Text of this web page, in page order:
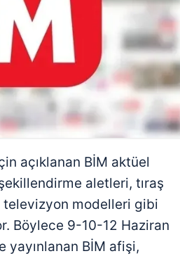
açıklanan BİM aktüel
aletleri, tıraş
modelleri gibi
Böylece 9-10-12 Haziran
BİM afişi,